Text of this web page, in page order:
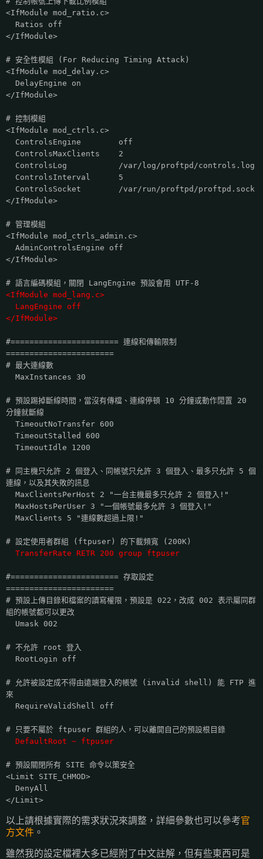
<IfModule mod_ratio.c>
Ratios off
</IfModule>
# 安全性模組 (For Reducing Timing Attack)
<IfModule mod_delay.c>
DelayEngine on
</IfModule>
# 控制模組
<IfModule mod_ctrls.c>
ControlsEngine off
ControlsMaxClients 2
ControlsLog /var/log/proftpd/controls.log
ControlsInterval 5
ControlsSocket /var/run/proftpd/proftpd.sock
</IfModule>
# 管理模組
<IfModule mod_ctrls_admin.c>
AdminControlsEngine off
</IfModule>
# 語言編碼模組，關閉 LangEngine 預設會用 UTF-8
<IfModule mod_lang.c>
LangEngine off
</IfModule>
#======================= 連線和傳輸限制
=======================
# 最大連線數
MaxInstances 30
# 預設踢掉斷線時間，當沒有傳檔、連線停頓 10 分鐘或動作閒置 20
分鐘就斷線
TimeoutNoTransfer 600
TimeoutStalled 600
TimeoutIdle 1200
# 同主機只允許 2 個登入、同帳號只允許 3 個登入、最多只允許 5 個
連線，以及其失敗的訊息
MaxClientsPerHost 2 "一台主機最多只允許 2 個登入!"
MaxHostsPerUser 3 "一個帳號最多允許 3 個登入!"
MaxClients 5 "連線數超過上限!"
# 設定使用者群組 (ftpuser) 的下載頻寬 (200K)
TransferRate RETR 200 group ftpuser
#======================= 存取設定
=======================
# 預設上傳目錄和檔案的讀寫權限，預設是 022，改成 002 表示屬同群
組的帳號都可以更改
Umask 002
# 不允許 root 登入
RootLogin off
# 允許被設定成不得由遠端登入的帳號 (invalid shell) 能 FTP 進
來
RequireValidShell off
# 只要不屬於 ftpuser 群組的人，可以離開自己的預設根目錄
DefaultRoot ~ ftpuser
# 預設關閉所有 SITE 命令以策安全
<Limit SITE_CHMOD>
DenyAll
</Limit>
以上請根據實際的需求狀況來調整，詳細參數也可以參考官
方文件 。
雖然我的設定檔裡大多已經附了中文註解，但有些東西可是